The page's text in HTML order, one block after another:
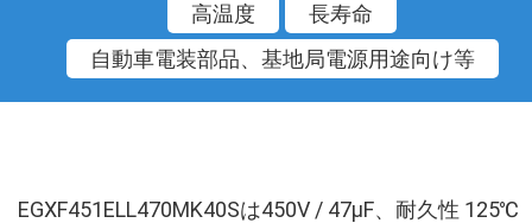
高温度
長寿命
自動車電装部品、基地局電源用途向け等
EGXF451ELL470MK40Sは450V / 47µF、耐久性 125℃